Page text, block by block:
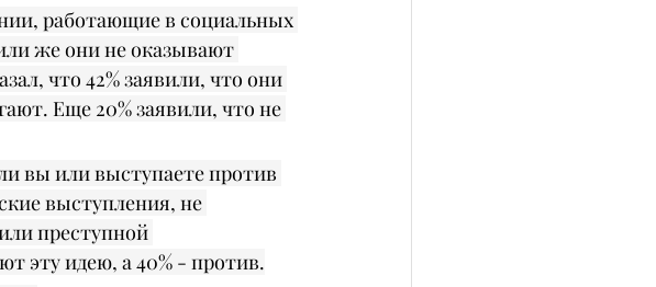
работающие в социальных
же они не оказывают
что 42% заявили, что они
Еще 20% заявили, что не
вы или выступаете против
выступления, не
преступной
эту идею, а 40% - против.